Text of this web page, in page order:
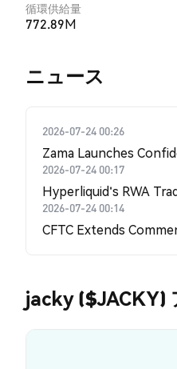
循環供給量
772.89M
​​ニュース​​
2026-07-24 00:26
Zama Launches
2026-07-24 00:17
Hyperliquid's RWA
2026-07-24 00:14
CFTC Extends
jacky ($JACKY)